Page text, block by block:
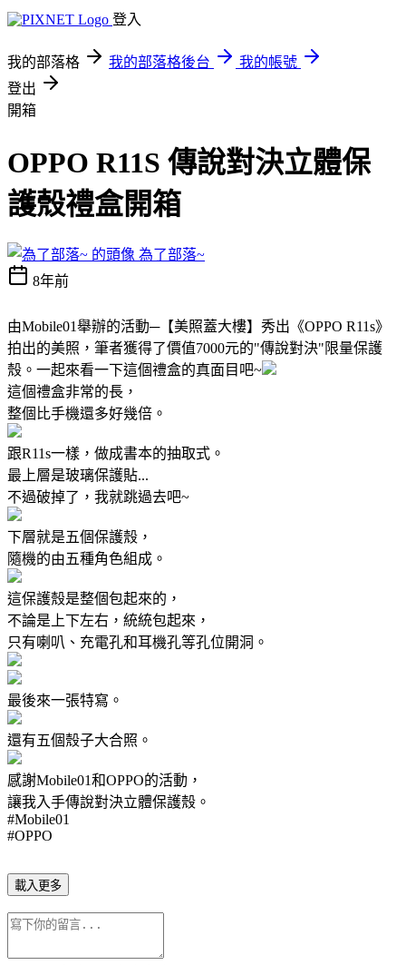
登入
我的部落格 我的部落格後台
我的帳號
登出
開箱
OPPO R11S 傳說對決立體保
護殼禮盒開箱
為了部落~
8年前
由Mobile01舉辦的活動─【美照蓋大樓】秀出《OPPO R11s》
拍出的美照，筆者獲得了價值7000元的"傳說對決" 限量保護
殼。 一起來看一下這個禮盒的真面目吧~
這個禮盒非常的長，
整個比手機還多好幾倍。
跟R11s一樣，做成書本的抽取式。
最上層是玻璃保護貼...
不過破掉了，我就跳過去吧~
下層就是五個保護殼，
隨機的由五種角色組成。
這保護殼是整個包起來的，
不論是上下左右，統統包起來，
只有喇叭、充電孔和耳機孔等孔位開洞。
最後來一張特寫。
還有五個殼子大合照。
感謝Mobile01和OPPO的活動，
讓我入手傳說對決立體保護殼。
#Mobile01
#OPPO
載入更多